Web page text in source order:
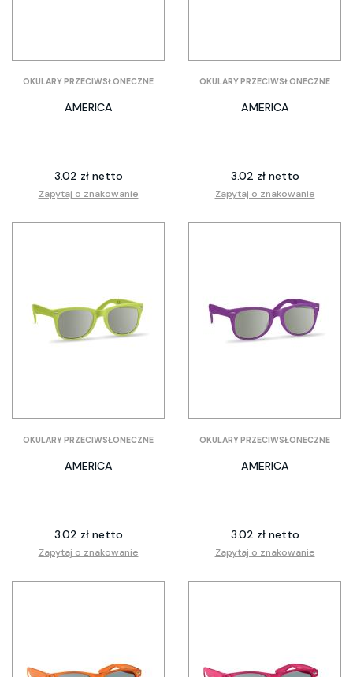
OKULARY PRZECIWSŁONECZNE
AMERICA
3.02 zł netto
Zapytaj o znakowanie
OKULARY PRZECIWSŁONECZNE
AMERICA
3.02 zł netto
Zapytaj o znakowanie
OKULARY PRZECIWSŁONECZNE
AMERICA
3.02 zł netto
Zapytaj o znakowanie
OKULARY PRZECIWSŁONECZNE
AMERICA
3.02 zł netto
Zapytaj o znakowanie